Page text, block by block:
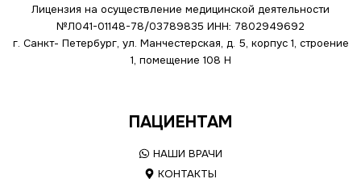
Лицензия на осуществление медицинской деятельности
№Л041-01148-78/03789835 ИНН: 7802949692
г. Санкт- Петербург, ул. Манчестерская, д. 5, корпус 1, строение
1, помещение 108 Н
ПАЦИЕНТАМ
НАШИ ВРАЧИ
КОНТАКТЫ